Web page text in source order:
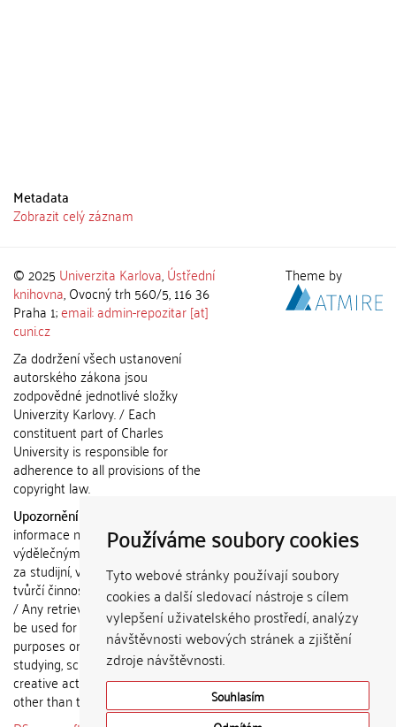
Používáme soubory cookies
Tyto webové stránky používají soubory
cookies a další sledovací nástroje s cílem
vylepšení uživatelského prostředí, analýzy
návštěvnosti webových stránek a zjištění
zdroje návštěvnosti.
Souhlasím
Metadata
Zobrazit celý záznam
© 2025 Univerzita Karlova,Ústřední
knihovna, Ovocný trh 560/5, 116 36
Praha 1;email: admin-repozitar [at]
cuni.cz
Za dodržení všech ustanovení
autorského zákona jsou
zodpovědné jednotlivé složky
Univerzity Karlovy. / Each
constituent part of Charles
University is responsible for
adherence to all provisions of the
copyright law.
Upozornění / Notice:
informace nemohou být použity k
výdělečným účelům nebo vydávány
za studijní, vědeckou nebo jinou
tvůrčí činnost jiné osoby než autora.
/ Any retrieved information shall not
be used for any commercial
purposes or claimed as results of
studying, scientific or any other
creative activities of any person
other than the author.
Theme by